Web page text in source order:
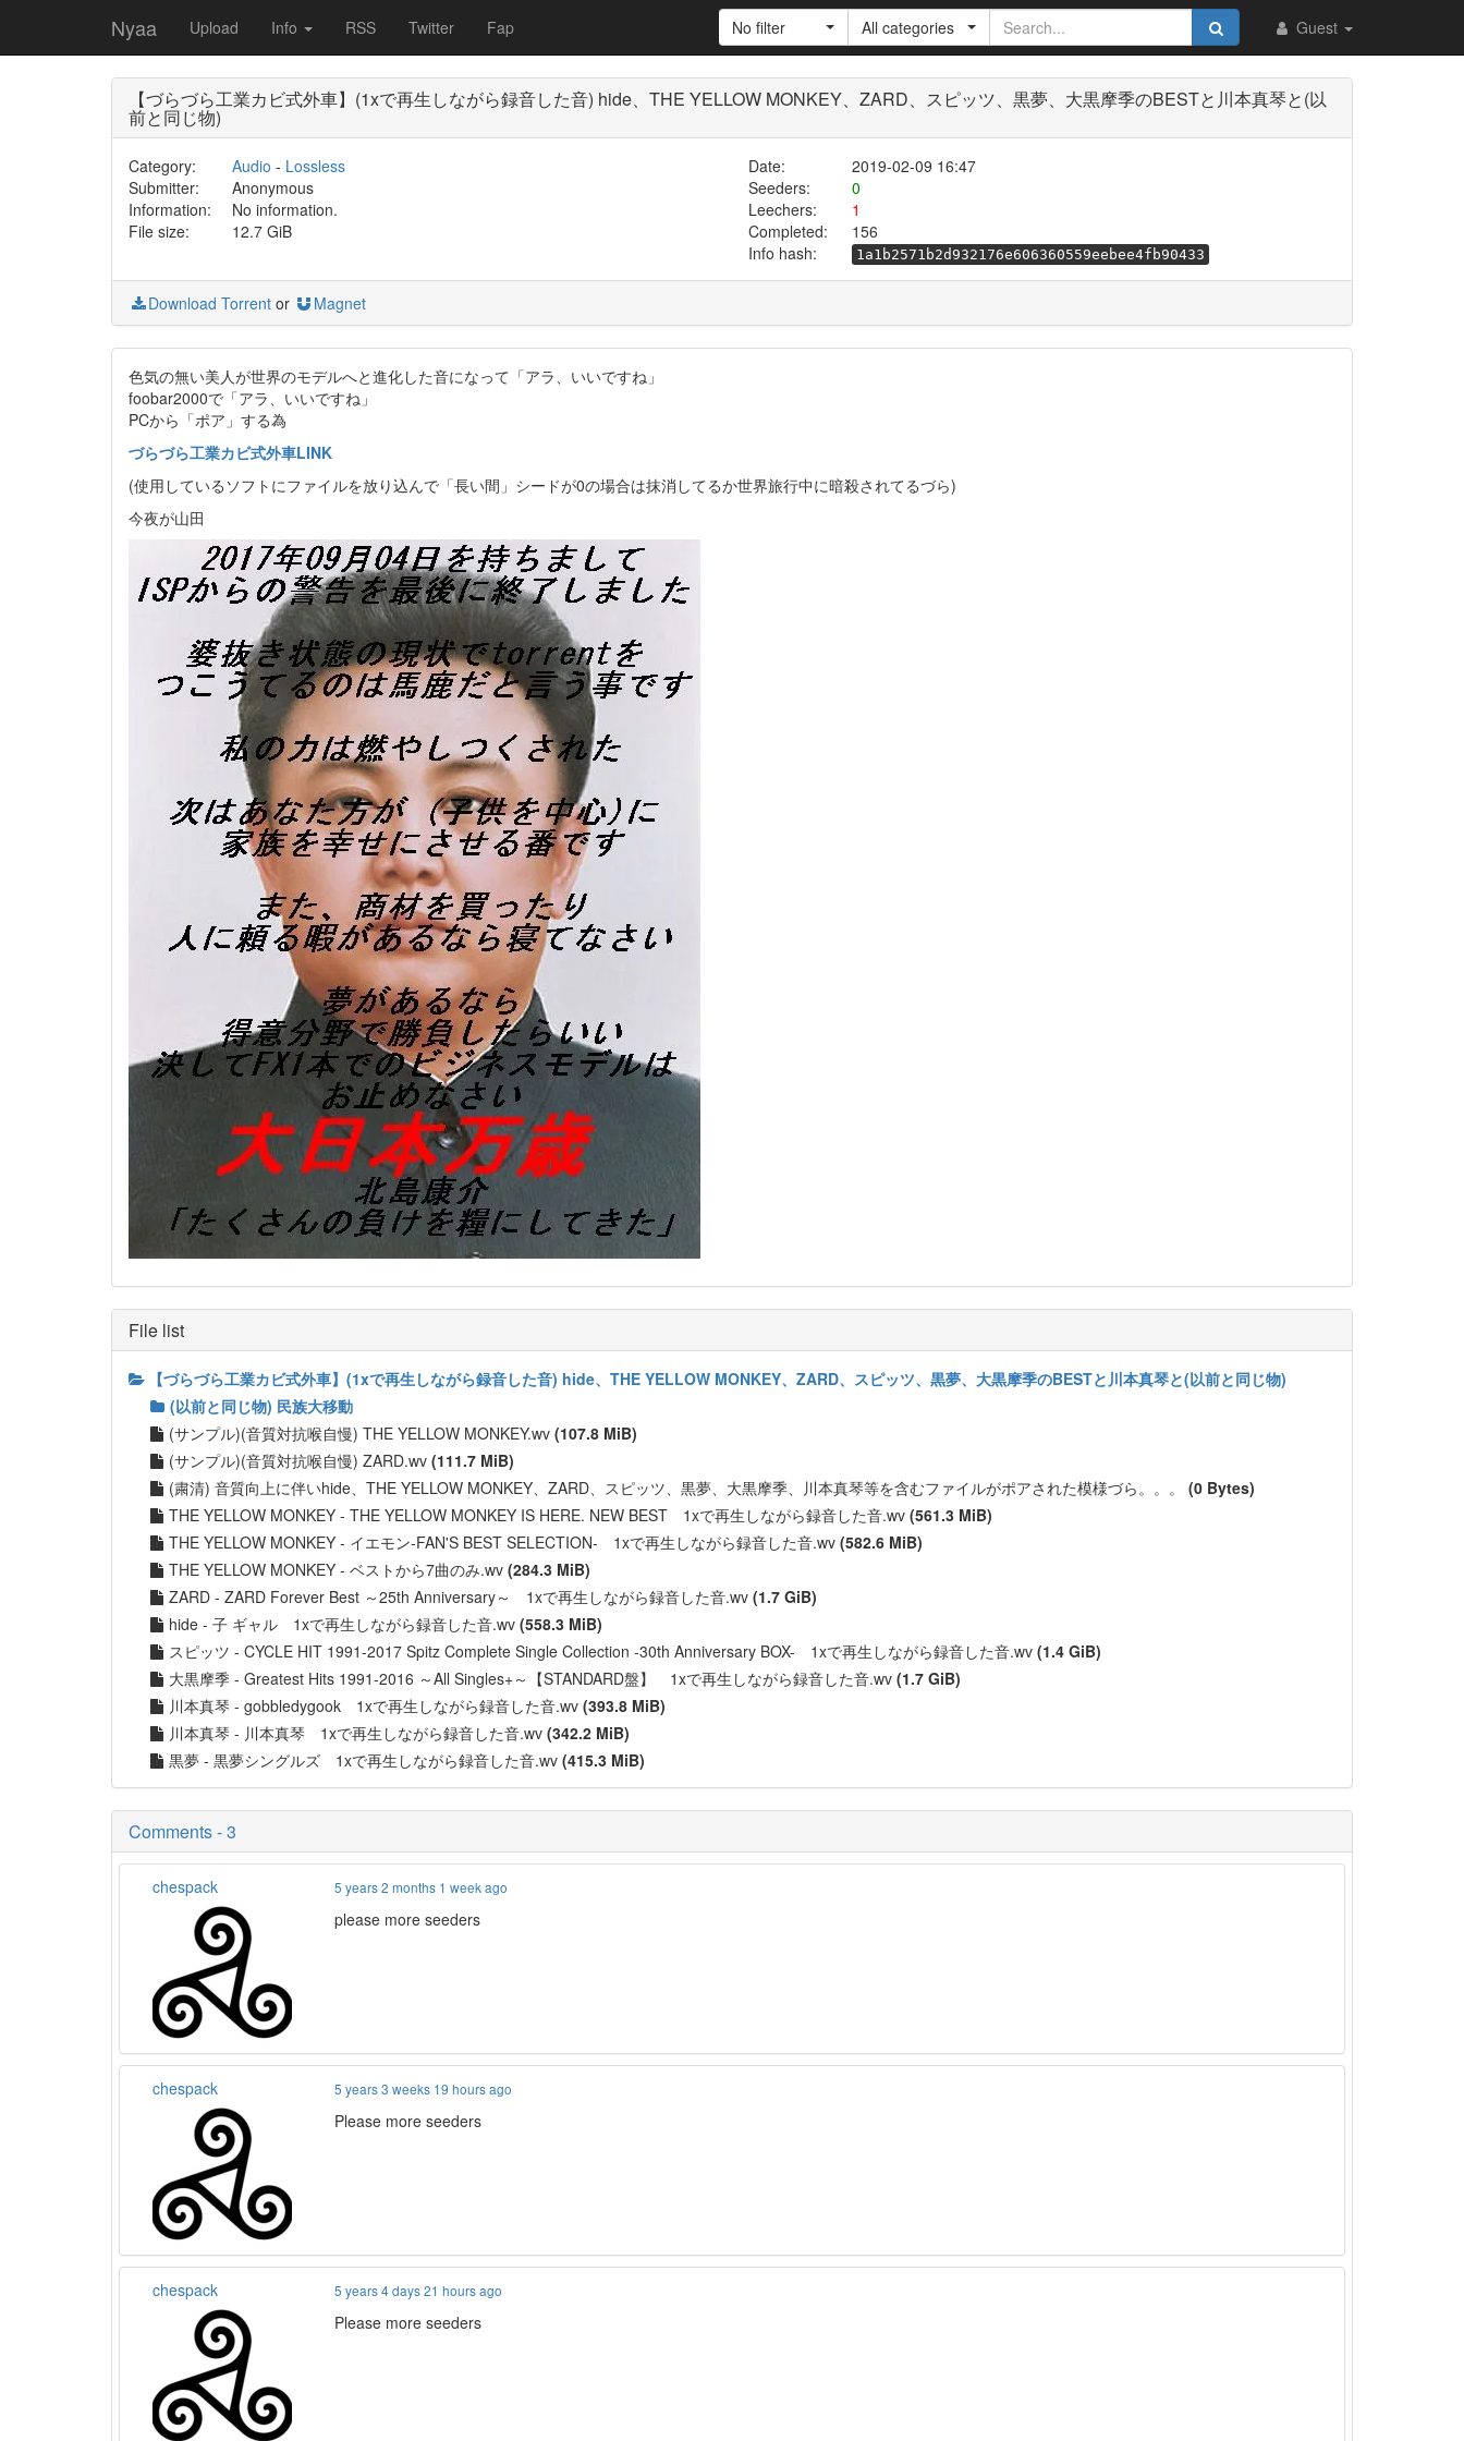
Nyaa Upload Info RSS Twitter Fap Guest
No filter All categories
【づらづら工業カビ式外車】(1xで再生しながら録音した音) hide、THE YELLOW MONKEY、ZARD、スピッツ、黒夢、大黒摩季のBESTと川本真琴と(以
前と同じ物)
Category: Audio - Lossless Date:
2019-02-09 16:47
Submitter:
Anonymous Seeders:
0
Information:
No information. Leechers:
1
File size:
12.7 GiB Completed:
156
Info hash:
1a1b2571b2d932176e606360559eebee4fb90433
Download Torrent or Magnet
色気の無い美人が世界のモデルへと進化した音になって「アラ、いいですね」
foobar2000で「アラ、いいですね」
PCから「ポア」する為
づらづら工業カビ式外車LINK
(使用しているソフトにファイルを放り込んで「長い間」シードが0の場合は抹消してるか世界旅行中に暗殺されてるづら)
今夜が山田
File list
【づらづら工業カビ式外車】(1xで再生しながら録音した音) hide、THE YELLOW MONKEY、ZARD、スピッツ、黒夢、大黒摩季のBESTと川本真琴と(以前と同じ物)
(以前と同じ物) 民族大移動
(サンプル)(音質対抗喉自慢) THE YELLOW MONKEY.wv (107.8 MiB)
(サンプル)(音質対抗喉自慢) ZARD.wv (111.7 MiB)
(粛清) 音質向上に伴いhide、THE YELLOW MONKEY、ZARD、スピッツ、黒夢、大黒摩季、川本真琴等を含むファイルがポアされた模様づら。。。 (0 Bytes)
THE YELLOW MONKEY - THE YELLOW MONKEY IS HERE. NEW BEST 1xで再生しながら録音した音.wv (561.3 MiB)
THE YELLOW MONKEY - イエモン-FAN'S BEST SELECTION- 1xで再生しながら録音した音.wv (582.6 MiB)
THE YELLOW MONKEY - ベストから7曲のみ.wv (284.3 MiB)
ZARD - ZARD Forever Best ～25th Anniversary～ 1xで再生しながら録音した音.wv (1.7 GiB)
hide - 子 ギャル 1xで再生しながら録音した音.wv (558.3 MiB)
スピッツ - CYCLE HIT 1991-2017 Spitz Complete Single Collection -30th Anniversary BOX- 1xで再生しながら録音した音.wv (1.4 GiB)
大黒摩季 - Greatest Hits 1991-2016 ～All Singles+～【STANDARD盤】 1xで再生しながら録音した音.wv (1.7 GiB)
川本真琴 - gobbledygook 1xで再生しながら録音した音.wv (393.8 MiB)
川本真琴 - 川本真琴 1xで再生しながら録音した音.wv (342.2 MiB)
黒夢 - 黒夢シングルズ 1xで再生しながら録音した音.wv (415.3 MiB)
Comments - 3
chespack 5 years 2 months 1 week ago
please more seeders
chespack 5 years 3 weeks 19 hours ago
Please more seeders
chespack 5 years 4 days 21 hours ago
Please more seeders